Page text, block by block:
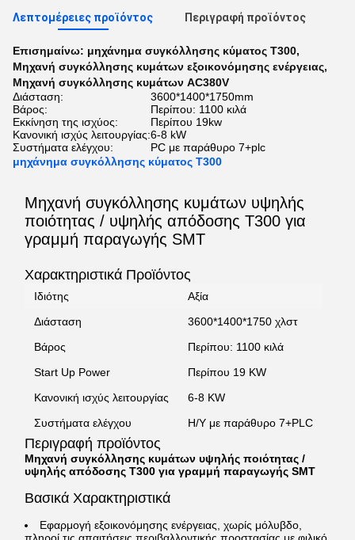
Λεπτομέρειες προϊόντος Περιγραφή προϊόντος
Επισημαίνω: μηχάνημα συγκόλλησης κύματος T300,
Μηχανή συγκόλλησης κυμάτων εξοικονόμησης ενέργειας,
Μηχανή συγκόλλησης κυμάτων AC380V
Διάσταση:
3600*1400*1750mm
Βάρος:
Περίπου: 1100 κιλά
Εκκίνηση της ισχύος:
Περίπου 19kw
Κανονική ισχύς λειτουργίας:6-8 kW
Συστήματα ελέγχου:
PC με παράθυρο 7+plc
μηχάνημα συγκόλλησης κύματος T300
Μηχανή συγκόλλησης κυμάτων υψηλής
ποιότητας / υψηλής απόδοσης T300 για
γραμμή παραγωγής SMT
Χαρακτηριστικά Προϊόντος
Ιδιότης
Αξία
Διάσταση
3600*1400*1750 χλστ
Βάρος
Περίπου: 1100 κιλά
Start Up Power
Περίπου 19 KW
Κανονική ισχύς λειτουργίας
6-8 KW
Συστήματα ελέγχου
Η/Υ με παράθυρο 7+PLC
Περιγραφή προϊόντος
Μηχανή συγκόλλησης κυμάτων υψηλής ποιότητας /
υψηλής απόδοσης T300 για γραμμή παραγωγής SMT
Βασικά Χαρακτηριστικά
Εφαρμογή εξοικονόμησης ενέργειας, χωρίς μόλυβδο,